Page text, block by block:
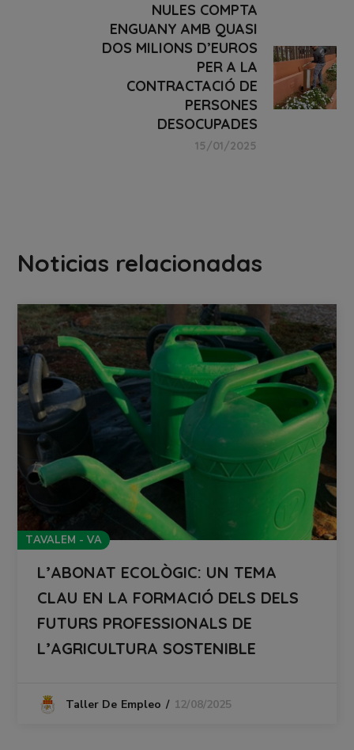
NULES COMPTA
ENGUANY AMB QUASI
DOS MILIONS D’EUROS
PER A LA
CONTRACTACIÓ DE
PERSONES
DESOCUPADES
15/01/2025
Noticias relacionadas
TAVALEM - VA
L’ABONAT ECOLÒGIC: UN TEMA
CLAU EN LA FORMACIÓ DELS DELS
FUTURS PROFESSIONALS DE
L’AGRICULTURA SOSTENIBLE
Taller De Empleo 12/08/2025